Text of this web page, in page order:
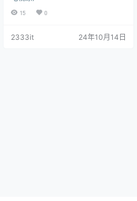
20200115)_烧录包原厂程序
U盘数据刷机包
刷机包
15 0
2333it 24年10月14日